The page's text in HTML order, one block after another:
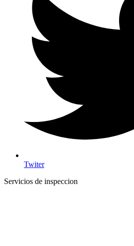
Twiter
Servicios de inspeccion